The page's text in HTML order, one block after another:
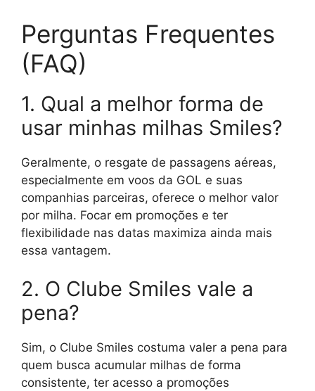
Perguntas Frequentes
(FAQ)
1. Qual a melhor forma de
usar minhas milhas Smiles?
Geralmente, o resgate de passagens aéreas,
especialmente em voos da GOL e suas
companhias parceiras, oferece o melhor valor
por milha. Focar em promoções e ter
flexibilidade nas datas maximiza ainda mais
essa vantagem.
2. O Clube Smiles vale a
pena?
Sim, o Clube Smiles costuma valer a pena para
quem busca acumular milhas de forma
consistente, ter acesso a promoções